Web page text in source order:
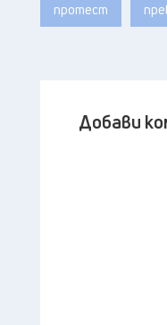
протест
Добави